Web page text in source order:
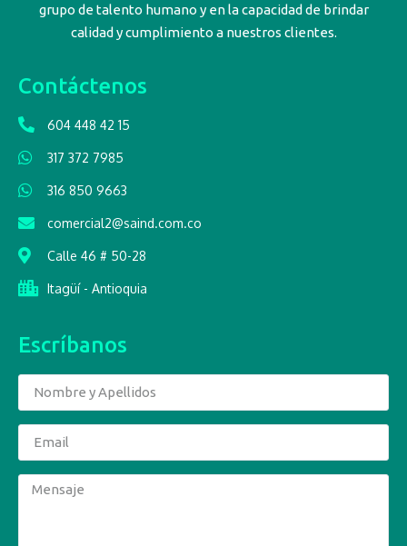
grupo de talento humano y en la capacidad de brindar
calidad y cumplimiento a nuestros clientes.
Contáctenos
604 448 42 15
317 372 7985
316 850 9663
comercial2@saind.com.co
Calle 46 # 50-28
Itagüí - Antioquia
Escríbanos